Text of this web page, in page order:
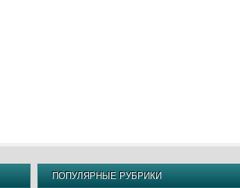
ПОПУЛЯРНЫЕ РУБРИКИ